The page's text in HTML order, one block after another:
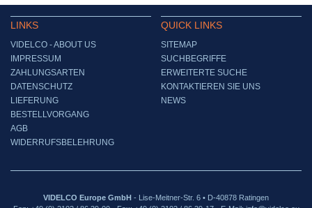
LINKS
VIDELCO - ABOUT US
IMPRESSUM
ZAHLUNGSARTEN
DATENSCHUTZ
LIEFERUNG
BESTELLVORGANG
AGB
WIDERRUFSBELEHRUNG
QUICK LINKS
SITEMAP
SUCHBEGRIFFE
ERWEITERTE SUCHE
KONTAKTIEREN SIE UNS
NEWS
VIDELCO Europe GmbH - Lise-Meitner-Str. 6 • D-40878 Ratingen